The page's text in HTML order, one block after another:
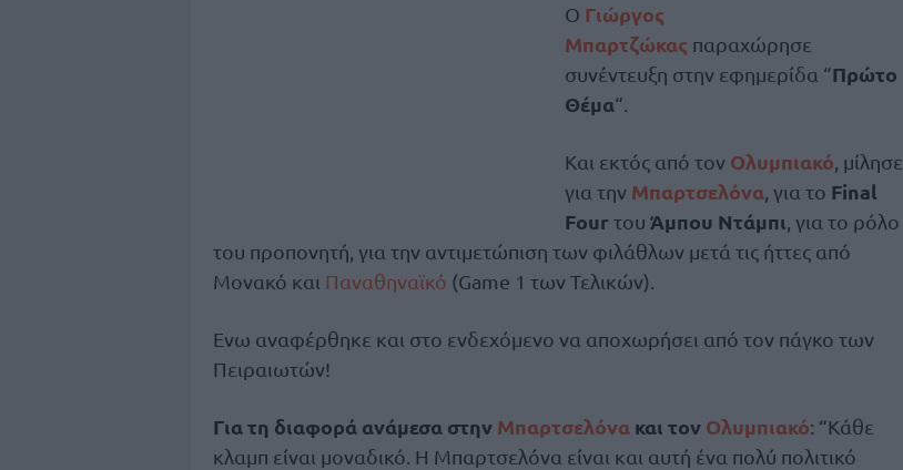
Ο Γιώργος
Μπαρτζώκας παραχώρησε
συνέντευξη στην εφημερίδα “Πρώτο
Θέμα“.
Και εκτός από τον Ολυμπιακό, μίλησε
για την Μπαρτσελόνα, για το Final
Four του Άμπου Ντάμπι, για το ρόλο
του προπονητή, για την αντιμετώπιση των φιλάθλων μετά τις ήττες από
Μονακό και Παναθηναϊκό (Game 1 των Τελικών).
Ενω αναφέρθηκε και στο ενδεχόμενο να αποχωρήσει από τον πάγκο των
Πειραιωτών!
Για τη διαφορά ανάμεσα στην Μπαρτσελόνα και τον Ολυμπιακό: “Κάθε
κλαμπ είναι μοναδικό. Η Μπαρτσελόνα είναι και αυτή ένα πολύ πολιτικό